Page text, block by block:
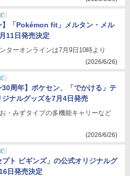
】「Pokémon fit」メルタン・メル
11日発売決定
ターオンラインは7月9日10時より
(2026/6/26)
30周年】ポケセン、「でかける」テ
ジナルグッズを7月4日発売
・みずタイプの多機能キャリーなど
(2026/6/26)
プト ビギンズ」の公式オリジナルグ
日発売決定